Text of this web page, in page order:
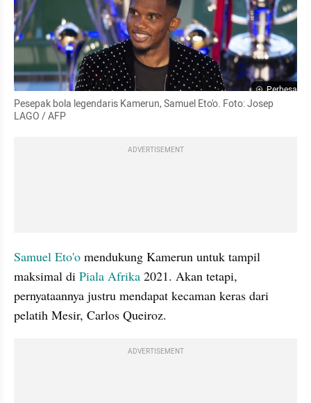
Perbesar
Pesepak bola legendaris Kamerun, Samuel Eto'o. Foto: Josep
LAGO / AFP
ADVERTISEMENT
Samuel Eto'o mendukung Kamerun untuk tampil
maksimal di Piala Afrika 2021. Akan tetapi,
pernyataannya justru mendapat kecaman keras dari
pelatih Mesir, Carlos Queiroz.
ADVERTISEMENT